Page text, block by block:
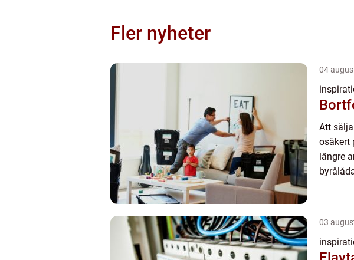
Fler nyheter
04
Att
osäkert
längre
03